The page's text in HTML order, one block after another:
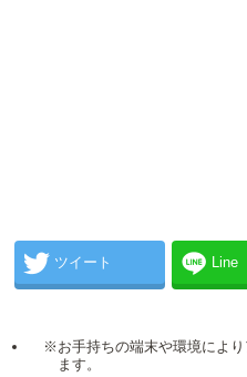
ツイート Line
※お手持ちの端末や環境によ
ます。